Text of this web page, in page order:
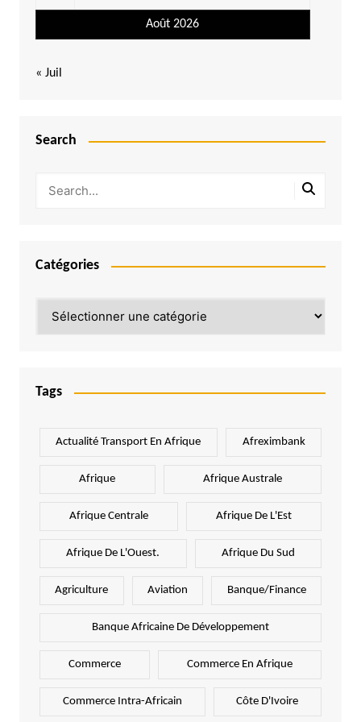
Août 2026
« Juil
Search
Catégories
Tags
Actualité Transport En Afrique Afreximbank
Afrique Afrique Australe
Afrique Centrale Afrique De L'Est
Afrique De L'Ouest. Afrique Du Sud
Agriculture Aviation Banque/Finance
Banque Africaine De Développement
Commerce Commerce En Afrique
Commerce Intra-Africain Côte D'Ivoire